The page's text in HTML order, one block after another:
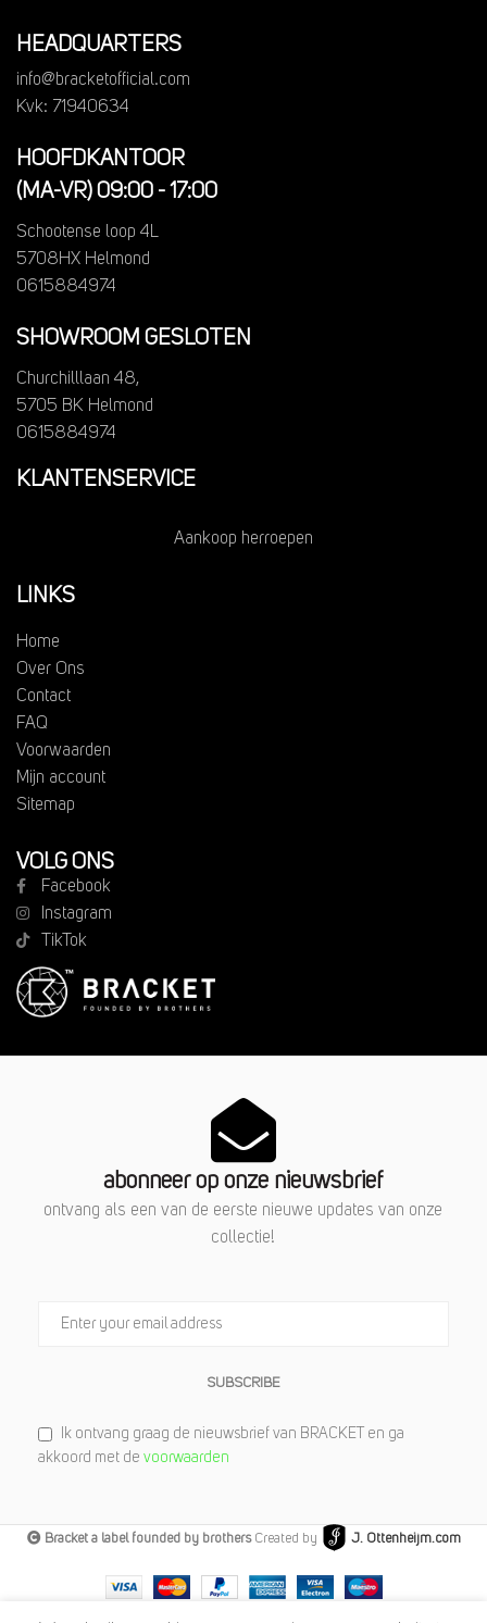
HEADQUARTERS
info@bracketofficial.com
Kvk: 71940634
HOOFDKANTOOR
(MA-VR) 09:00 - 17:00
Schootense loop 4L
5708HX Helmond
0615884974
SHOWROOM GESLOTEN
Churchilllaan 48,
5705 BK Helmond
0615884974
KLANTENSERVICE
Aankoop herroepen
LINKS
Home
Over Ons
Contact
FAQ
Voorwaarden
Mijn account
Sitemap
VOLG ONS
Facebook
Instagram
TikTok
abonneer op onze nieuwsbrief
ontvang als een van de eerste nieuwe updates van onze
collectie!
SUBSCRIBE
Ik ontvang graag de nieuwsbrief van BRACKET en ga
akkoord met de voorwaarden
Bracket a label founded by brothersCreated by J. Ottenheijm.com